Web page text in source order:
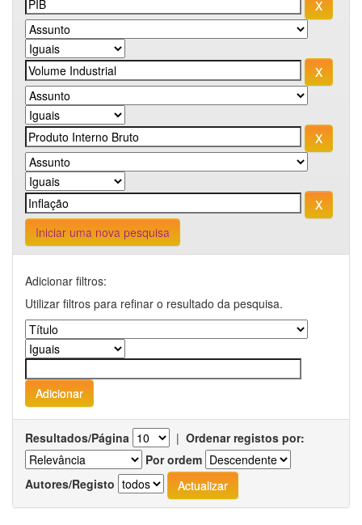
Iniciar uma nova pesquisa
Adicionar filtros:
Utilizar filtros para refinar o resultado da pesquisa.
Resultados/Página | Ordenar registos por:
Por ordem
Autores/Registo